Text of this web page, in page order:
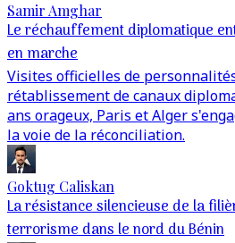
Samir Amghar
Le réchauffement diplomatique
en marche
Visites officielles de
rétablissement de canaux
ans orageux, Paris et Alger
la voie de la réconciliation.
Goktug Caliskan
La résistance silencieuse de la
terrorisme dans le nord du Bénin